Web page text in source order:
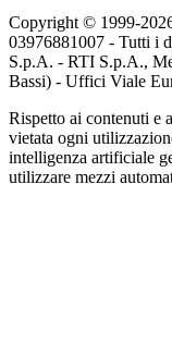
Copyright © 1999-
03976881007 - Tutti i
S.p.A. - RTI S.p.A.,
Bassi) - Uffici Viale
Rispetto ai contenuti e
vietata ogni
intelligenza artificiale
utilizzare mezzi